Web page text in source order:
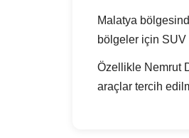
Malatya
bölgeler için
Özellikle Nemrut
araçlar tercih